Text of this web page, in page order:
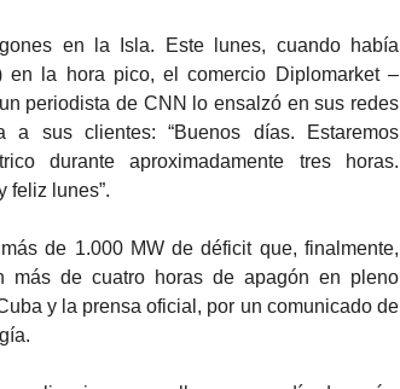
en la Isla. Este lunes, cuando había
en la hora pico, el comercio Diplomarket –
periodista de CNN lo ensalzó en sus redes
sus clientes: “Buenos días. Estaremos
durante aproximadamente tres horas.
feliz lunes”.
de 1.000 MW de déficit que, finalmente,
más de cuatro horas de apagón en pleno
y la prensa oficial, por un comunicado de